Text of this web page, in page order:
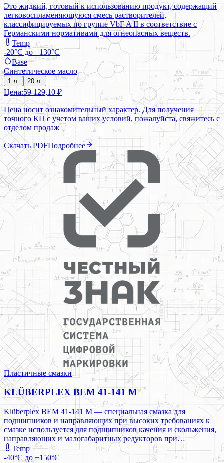
Это жидкий, готовый к использованию продукт, содержащий
легковоспламеняющуюся смесь растворителей,
классифицируемых по группе VbF A II в соответствие с
Германскими нормативами для огнеопасных веществ.
Temp
-20°C до +130°C
Base
Синтетическое масло
1 л. 20 л.
Цена:59 129,10 ₽
Цена носит ознакомительный характер. Для получения
точного КП с учетом ваших условий, пожалуйста, свяжитесь с
отделом продаж
Скачать PDFПодробнее
Пластичные смазки
KLÜBERPLEX BEM 41-141 M
Klüberplex BEM 41-141 M — специальная смазка для
подшипников и направляющих при высоких требованиях к
смазке используется для подшипников качения и скольжения,
направляющих и малогабаритных редукторов при…
Temp
-40°C до +150°C